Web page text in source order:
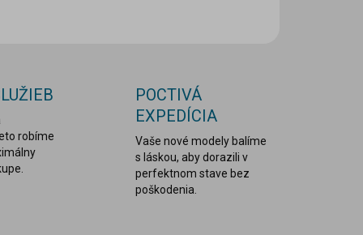
robíme
POCTIVÁ
EXPEDÍCIA
Vaše nové modely balíme
s láskou, aby dorazili v
perfektnom stave bez
poškodenia.